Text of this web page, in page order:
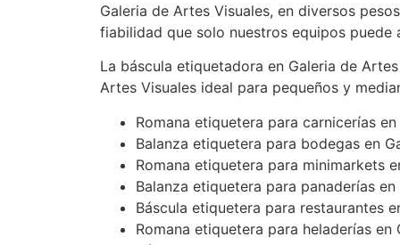
Galeria de Artes Visuales, en diversos
fiabilidad que solo nuestros equipos puede
La báscula etiquetadora en Galeria de
Artes Visuales ideal para pequeños y
Romana etiquetera para carnicerías
Balanza etiquetera para bodegas en
Romana etiquetera para minimarkets
Balanza etiquetera para panaderías
Báscula etiquetera para restaurantes
Romana etiquetera para heladerías en